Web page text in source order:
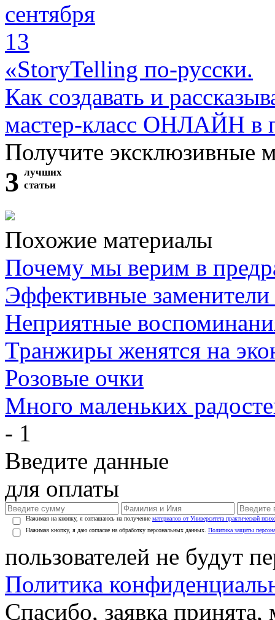
сентября
13
«StoryTelling по-русски.
Как создавать и
мастер-класс ОНЛАЙН в
Получите эксклюзивные
3 лучших
статьи
Похожие материалы
Почему мы верим в
Эффективные заменители
Неприятные
Транжиры женятся на
Розовые очки
Много маленьких
- 1
Введите данные
для оплаты
Нажимая на кнопку, я соглашаюсь на получение материалов от Университета практической
Нажимая кнопку, я даю согласие на обработку персональных данных. Политика защиты
пользователей не будут
Политика
Спасибо, заявка